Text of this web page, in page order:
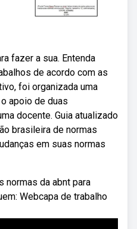
fazer a sua. Entenda
de acordo com as
foi organizada uma
apoio de duas
docente. Guia atualizado
brasileira de normas
em suas normas
normas da abnt para
Webcapa de trabalho